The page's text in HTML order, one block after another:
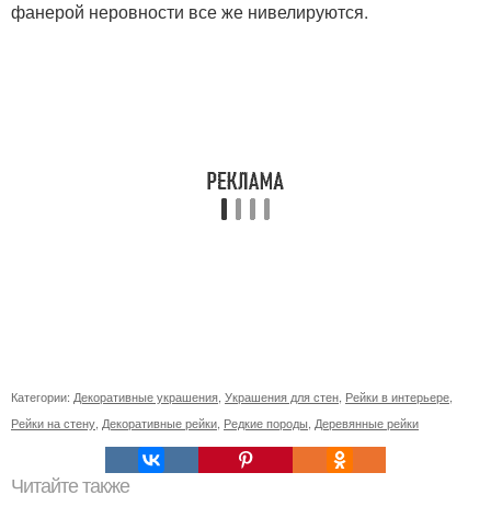
фанерой неровности все же нивелируются.
Категории: Декоративные украшения Украшения для стен Рейки в интерьере
Рейки на стену Декоративные рейки Редкие породы Деревянные рейки
Читайте также